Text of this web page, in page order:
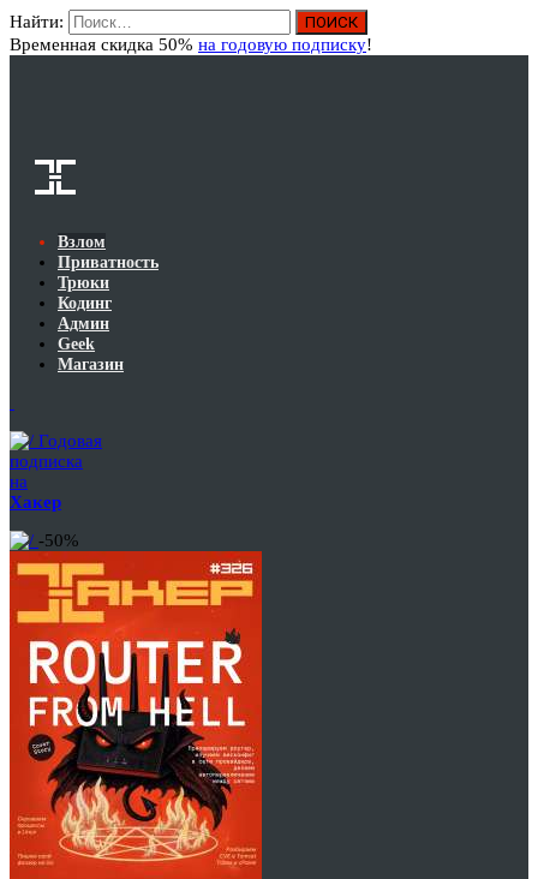
Найти:
Временная скидка 50% на годовую подписку!
Взлом
Приватность
Трюки
Кодинг
Админ
Geek
Магазин
Годовая
подписка
на
Хакер
-50%